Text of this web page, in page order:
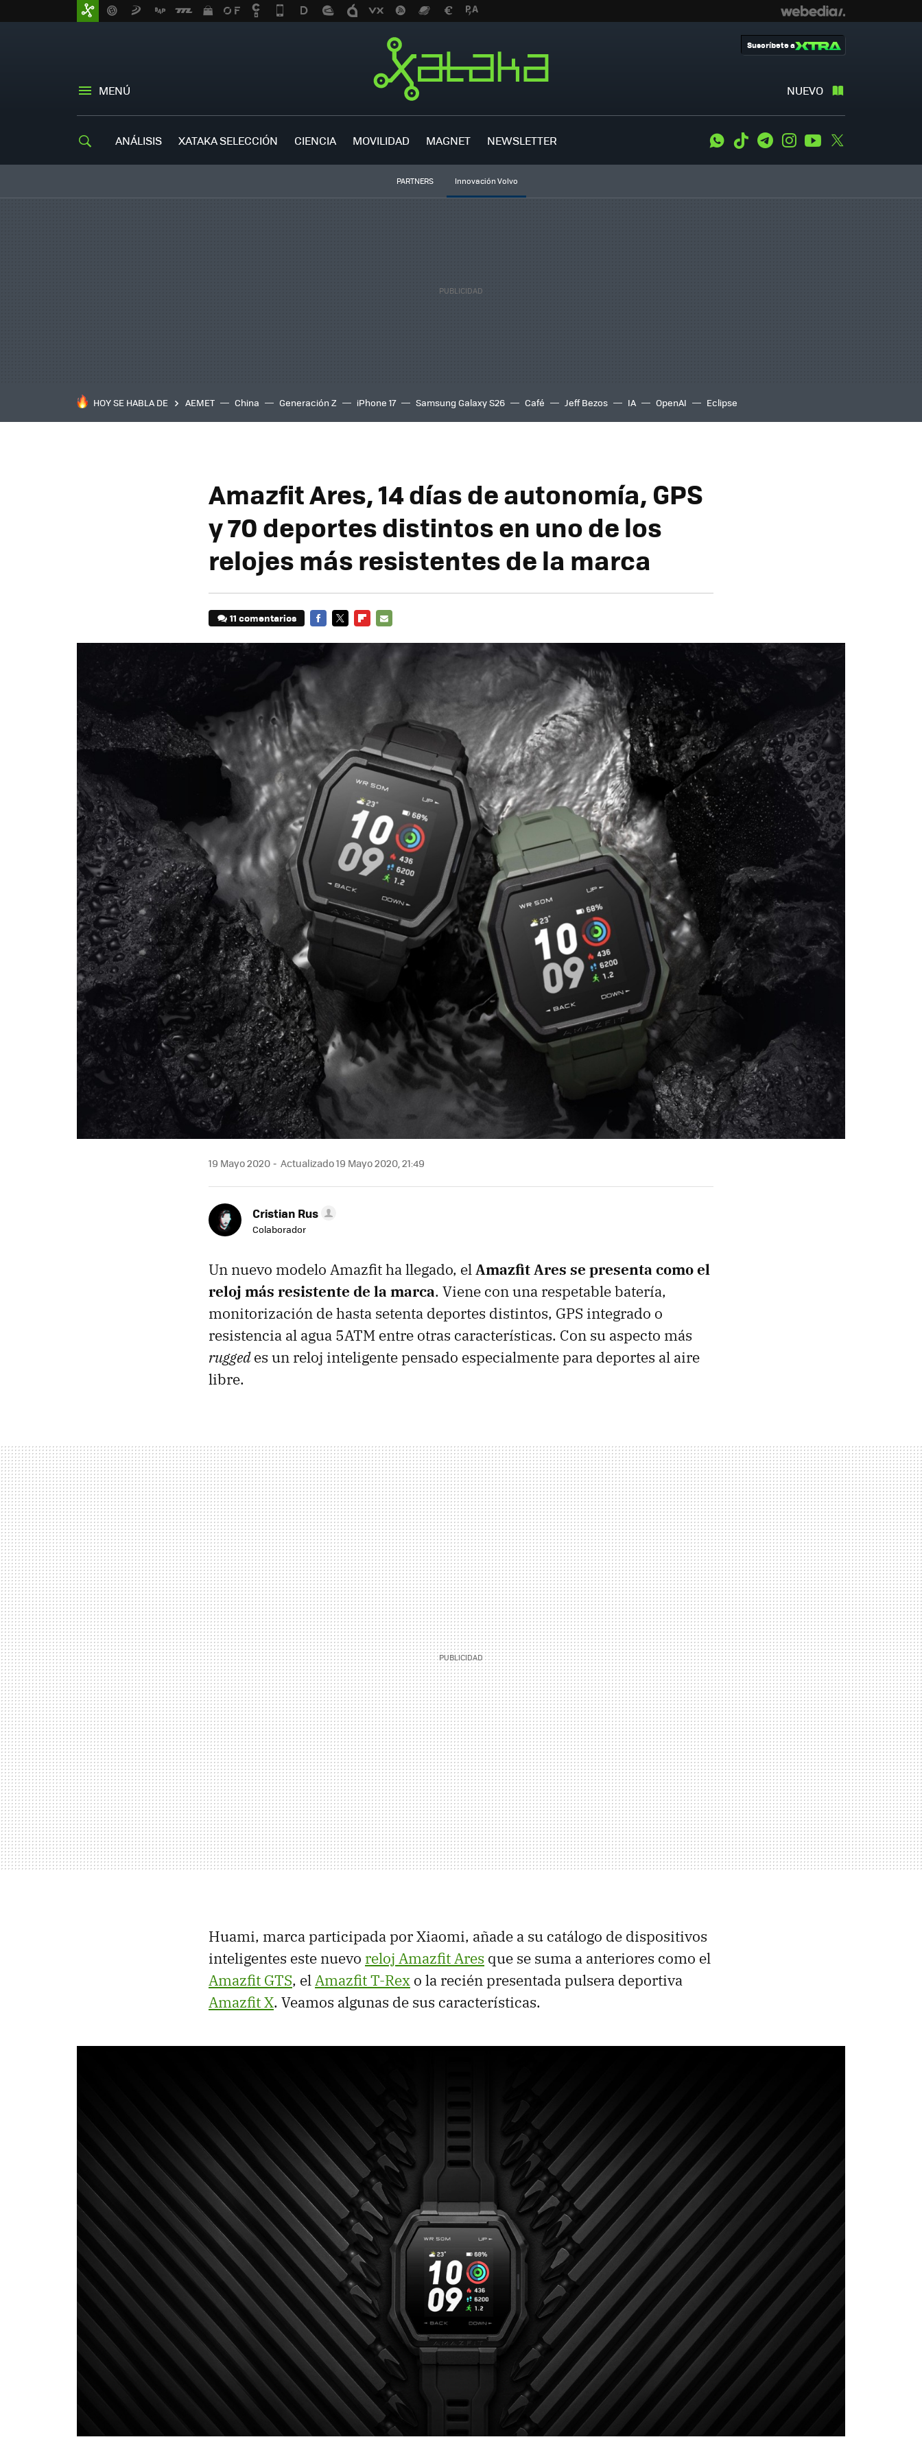
MENÚ NUEVO
Suscríbete a
ANÁLISIS XATAKA SELECCIÓN CIENCIA MOVILIDAD MAGNET NEWSLETTER WhatsApp
Tiktok TelegramInstagramYoutube
PARTNERS Innovación Volvo
HOY SE HABLA DE AEMET China Generación Z iPhone 17 Samsung Galaxy S26 Café Jeff Bezos IA OpenAI Eclipse
Amazfit Ares, 14 días de autonomía, GPS
y 70 deportes distintos en uno de los
relojes más resistentes de la marca
11 comentarios
MAIL
19 Mayo 2020 Actualizado 19 Mayo 2020, 21:49
Cristian Rus
Colaborador
Un nuevo modelo Amazfit ha llegado, elAmazfit Ares se presenta como el
reloj más resistente de la marca. Viene con una respetable batería,
monitorización de hasta setenta deportes distintos, GPS integrado o
resistencia al agua 5ATM entre otras características. Con su aspecto más
ruggedes un reloj inteligente pensado especialmente para deportes al aire
libre.
Huami, marca participada por Xiaomi, añade a su catálogo de dispositivos
inteligentes este nuevo reloj Amazfit Ares que se suma a anteriores como el
Amazfit GTS, elAmazfit T-Rex o la recién presentada pulsera deportiva
Amazfit X. Veamos algunas de sus características.